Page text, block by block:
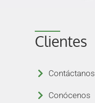
Clientes
Contáctanos
Conócenos